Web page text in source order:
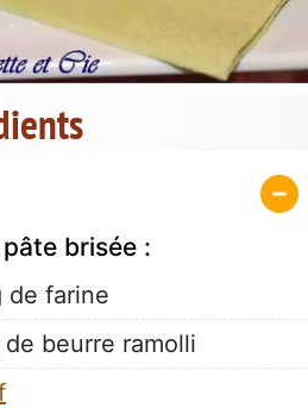
brisée :
de farine
de beurre ramolli